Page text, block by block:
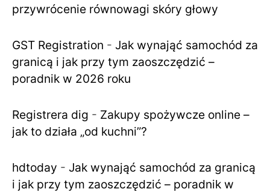
przywrócenie równowagi skóry głowy
GST Registration - Jak wynająć samochód za
granicą i jak przy tym zaoszczędzić –
poradnik w 2026 roku
Registrera dig - Zakupy spożywcze online –
jak to działa „od kuchni”?
hdtoday - Jak wynająć samochód za granicą
i jak przy tym zaoszczędzić – poradnik w